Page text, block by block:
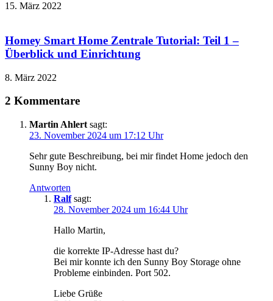
15. März 2022
Homey Smart Home Zentrale Tutorial: Teil 1 –
Überblick und Einrichtung
8. März 2022
2 Kommentare
Martin Ahlert sagt:
23. November 2024 um 17:12 Uhr
Sehr gute Beschreibung, bei mir findet Home jedoch den
Sunny Boy nicht.
Antworten
Ralf sagt:
28. November 2024 um 16:44 Uhr
Hallo Martin,
die korrekte IP-Adresse hast du?
Bei mir konnte ich den Sunny Boy Storage ohne
Probleme einbinden. Port 502.
Liebe Grüße